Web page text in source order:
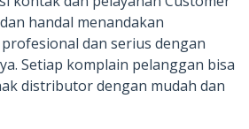
handal menandakan
dan serius dengan
Setiap komplain pelanggan bisa
distributor dengan mudah dan